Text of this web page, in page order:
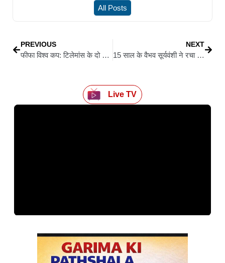
All Posts
PREVIOUS
फीफा विश्व कप: टिलेमांस के दो गोल से बेल्जियम की शानदार वापसी, सेनेगल को 3-2 से हराकर अंतिम-16 में बनाई जगह
NEXT
15 साल के वैभव सूर्यवंशी ने रचा इतिहास, सचिन तेंदुलकर का 37 साल पुराना रिकॉर्ड तोड़ा
Live TV